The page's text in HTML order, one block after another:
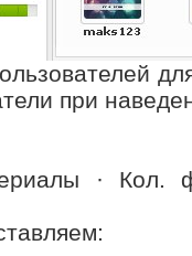
при
· Кол.